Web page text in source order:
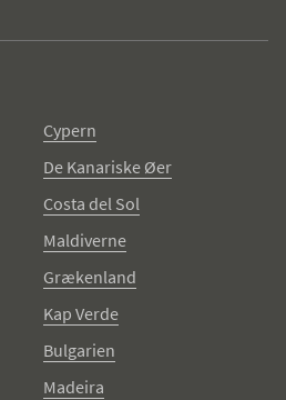
Cypern
De Kanariske Øer
Costa del Sol
Maldiverne
Grækenland
Kap Verde
Bulgarien
Madeira